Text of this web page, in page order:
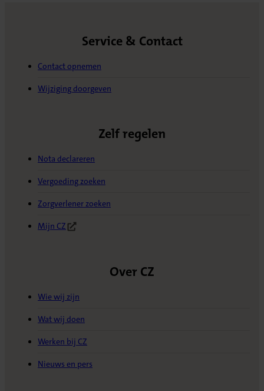
Service & Contact
Contact opnemen
Wijziging doorgeven
Zelf regelen
Nota declareren
Vergoeding zoeken
Zorgverlener zoeken
Mijn CZ
(Opent in nieuw tabblad)
Over CZ
Wie wij zijn
Wat wij doen
Werken bij CZ
Nieuws en pers